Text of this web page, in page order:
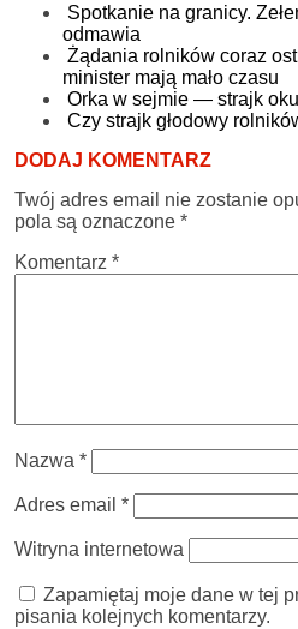
Spotkanie na granicy.
odmawia
Żądania rolników coraz
minister mają mało czasu
Orka w sejmie — strajk
Czy strajk głodowy
DODAJ KOMENTARZ
Twój adres email nie zostanie
pola są oznaczone *
Komentarz *
Nazwa *
Adres email *
Witryna internetowa
Zapamiętaj moje dane w tej
pisania kolejnych komentarzy.